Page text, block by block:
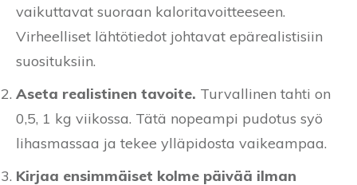
vaikuttavat suoraan kaloritavoitteeseen.
Virheelliset lähtötiedot johtavat epärealistisiin
suosituksiin.
Aseta realistinen tavoite. Turvallinen tahti on
0,5, 1 kg viikossa. Tätä nopeampi pudotus syö
lihasmassaa ja tekee ylläpidosta vaikeampaa.
Kirjaa ensimmäiset kolme päivää ilman